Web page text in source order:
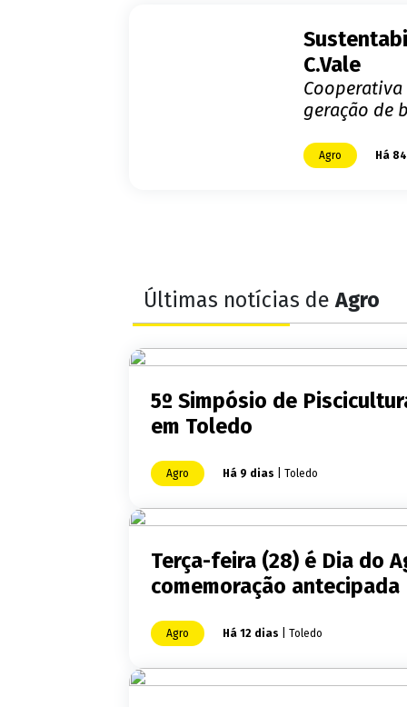
C.Vale
geração de
Agro Há
Últimas notícias deAgro
5º Simpósio de
em Toledo
Agro Há 9 dias | Toledo
Terça-feira (28) é Dia do
comemoração antecipada
Agro Há 12 dias | Toledo